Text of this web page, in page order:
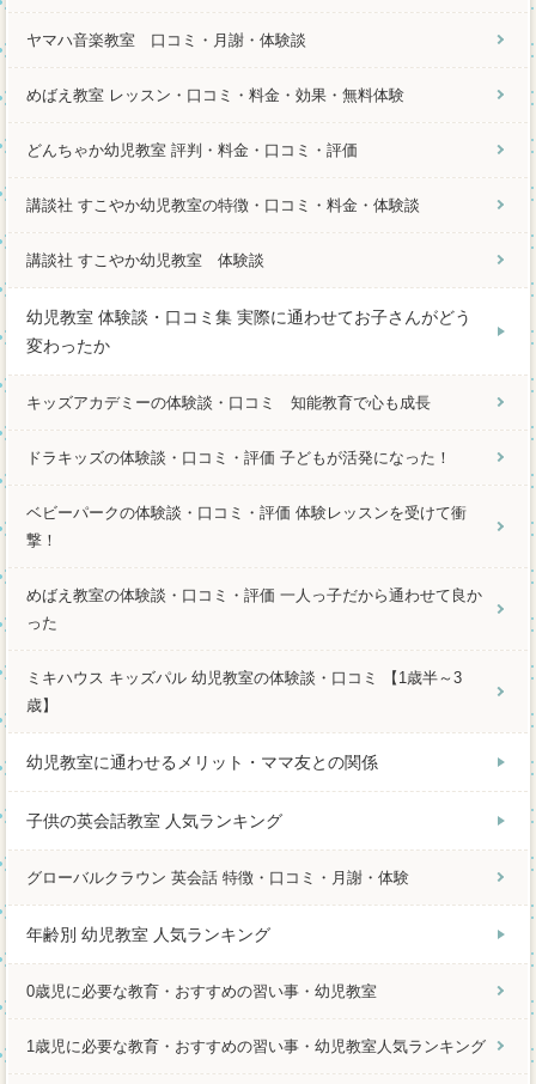
ヤマハ音楽教室 口コミ・月謝・体験談
めばえ教室 レッスン・口コミ・料金・効果・無料体験
どんちゃか幼児教室 評判・料金・口コミ・評価
講談社 すこやか幼児教室の特徴・口コミ・料金・体験談
講談社 すこやか幼児教室 体験談
幼児教室 体験談・口コミ集 実際に通わせてお子さんがどう
変わったか
キッズアカデミーの体験談・口コミ 知能教育で心も成長
ドラキッズの体験談・口コミ・評価 子どもが活発になった！
ベビーパークの体験談・口コミ・評価 体験レッスンを受けて衝
撃！
めばえ教室の体験談・口コミ・評価 一人っ子だから通わせて良か
った
ミキハウス キッズパル 幼児教室の体験談・口コミ 【1歳半～3
歳】
幼児教室に通わせるメリット・ママ友との関係
子供の英会話教室 人気ランキング
グローバルクラウン 英会話 特徴・口コミ・月謝・体験
年齢別 幼児教室 人気ランキング
0歳児に必要な教育・おすすめの習い事・幼児教室
1歳児に必要な教育・おすすめの習い事・幼児教室人気ランキング